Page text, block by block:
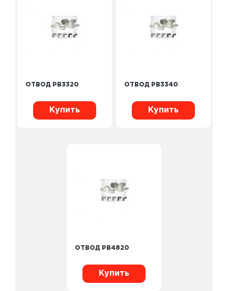
ОТВОД PB3320
Купить
ОТВОД PB3340
Купить
ОТВОД PB4820
Купить